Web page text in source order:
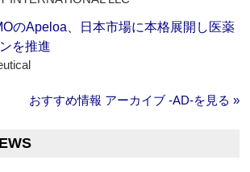
のApeloa、日本市場に本格展開し医薬
を推進
おすすめ情報 アーカイブ ‐AD‐を見る »